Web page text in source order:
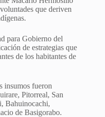
que deriven
para Gobierno del
de estrategias que
de los habitantes de
insumos fueron
Pitorreal, San
Bahuinocachi,
de Basigorabo.